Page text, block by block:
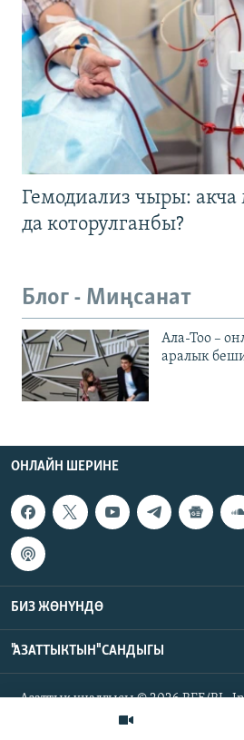
Гемодиализ чыры: акча
да которулганбы?
Блог - Миңсанат
Ала-Тоо –
аралык
ОНЛАЙН ШЕРИНЕ
БИЗ ЖӨНҮНДӨ
"АЗАТТЫКТЫН" САНДЫГЫ
Азаттык үналгысы © 2026 RFE/RL,